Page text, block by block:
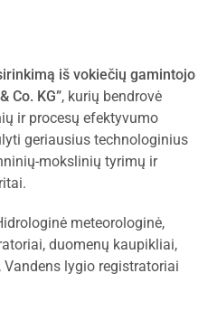
iš vokiečių gamintojo
Co. KG”, kurių bendrovė
ir procesų efektyvumo
geriausius technologinius
mokslinių tyrimų ir
meteorologinė,
duomenų kaupikliai,
, Vandens lygio registratoriai